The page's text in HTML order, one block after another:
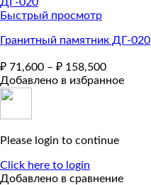
Быстрый просмотр
Гранитный памятник ДГ-020
₽ 71,600 – ₽ 158,500
Добавлено в избранное
Please login to continue
Click here to login
Добавлено в сравнение